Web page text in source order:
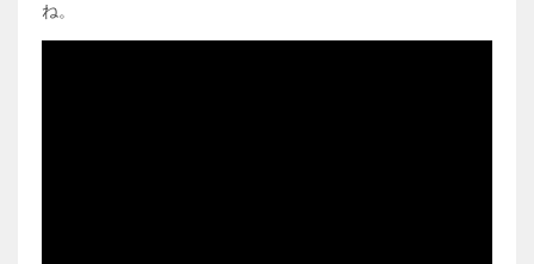
ね。